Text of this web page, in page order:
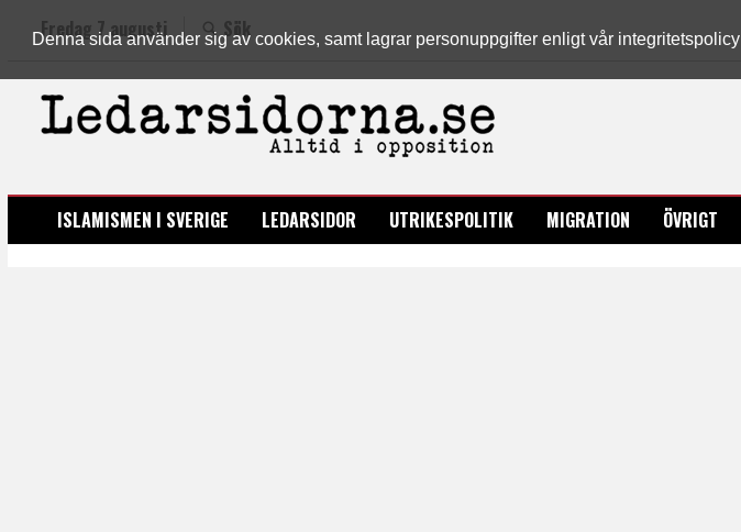
Denna sida använder sig av cookies, samt lagrar personuppgifter enligt vår integritetspolicy
Fredag 7 augusti Sök
LEDARSIDORNA.SE
ISLAMISMEN I SVERIGE LEDARSIDOR UTRIKESPOLITIK MIGRATION ÖVRIGT